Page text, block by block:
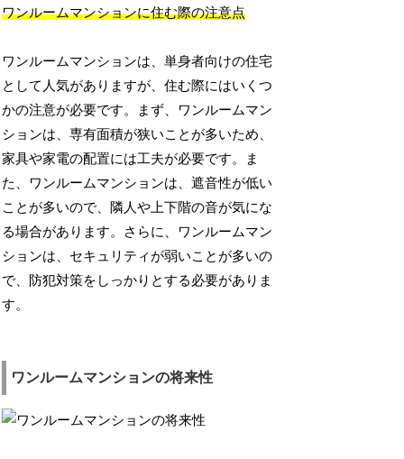
ワンルームマンションに住む際の注意点
ワンルームマンションは、単身者向けの住宅
として人気がありますが、住む際にはいくつ
かの注意が必要です。まず、ワンルームマン
ションは、専有面積が狭いことが多いため、
家具や家電の配置には工夫が必要です。ま
た、ワンルームマンションは、遮音性が低い
ことが多いので、隣人や上下階の音が気にな
る場合があります。さらに、ワンルームマン
ションは、セキュリティが弱いことが多いの
で、防犯対策をしっかりとする必要がありま
す。
ワンルームマンションの将来性